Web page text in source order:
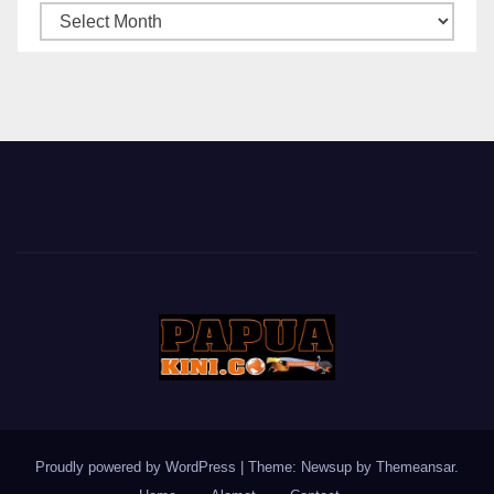
ARSIP
Proudly powered by WordPress Theme: Newsup by Themeansar.